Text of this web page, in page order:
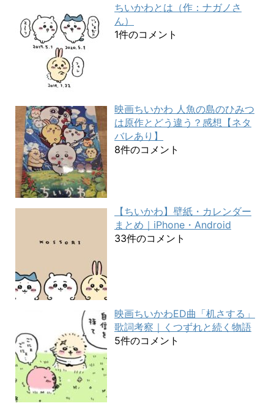
ちいかわとは（作：ナガノさ
ん）
1件のコメント
映画ちいかわ 人魚の島のひみつ
は原作とどう違う？感想【ネタ
バレあり】
8件のコメント
【ちいかわ】壁紙・カレンダー
まとめ｜iPhone・Android
33件のコメント
映画ちいかわED曲「机さする」
歌詞考察｜くつずれと続く物語
5件のコメント